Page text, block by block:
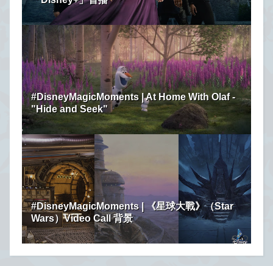
#DisneyMagicMoments | At Home With Olaf -
"Hide and Seek"
#DisneyMagicMoments | 《星球大戰》（Star
Wars）Video Call 背景